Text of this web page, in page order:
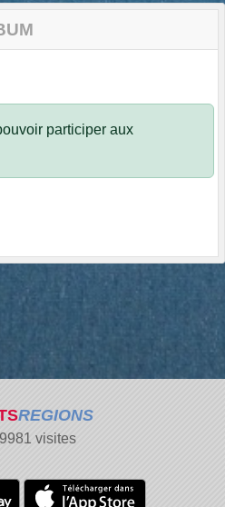
participer aux
REGIONS
visites